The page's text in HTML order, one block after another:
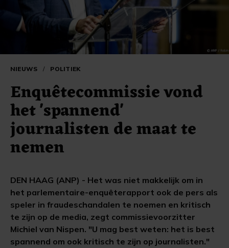
NIEUWS / POLITIEK
Enquêtecommissie vond
het 'spannend'
journalisten de maat te
nemen
DEN HAAG (ANP) - Het was niet makkelijk om in
het parlementaire-enquêterapport ook de pers als
speler in fraudeschandalen te noemen en kritisch
te zijn op de media, zegt commissievoorzitter
Michiel van Nispen. "U mag best weten: het is best
spannend om ook kritisch te zijn op journalisten."